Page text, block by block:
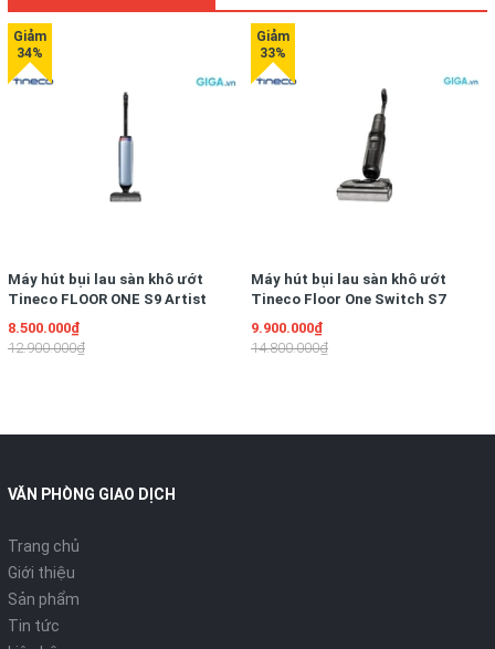
Máy hút bụi lau sàn khô ướt
Tineco FLOOR ONE S9 Artist
Prime
8.500.000₫
12.900.000₫
Máy hút bụi lau sàn khô ướt
Tineco Floor One Switch S7
Stretch
9.900.000₫
14.800.000₫
VĂN PHÒNG GIAO DỊCH
Trang chủ
Giới thiệu
Sản phẩm
Tin tức